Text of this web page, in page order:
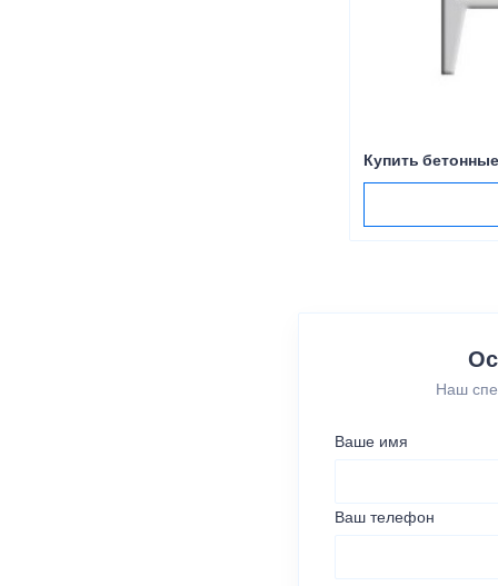
Купить
Наш
Ваше имя
Ваш телефон